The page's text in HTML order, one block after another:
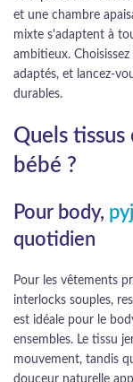
et une chambre
mixte s'adaptent à
ambitieux.
adaptés, et lancez-
durables.
Quels
bébé ?
Pour body,
quotidien
Pour les vêtements
interlocks souples,
est idéale pour le
ensembles. Le tissu
mouvement, tandis
douceur naturelle